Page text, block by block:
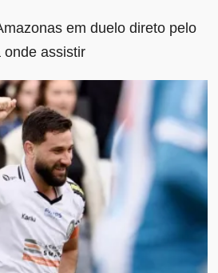
em duelo direto pelo
onde assistir